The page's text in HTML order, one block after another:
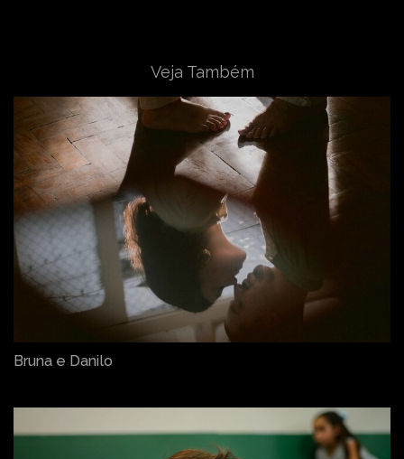
Veja Também
Bruna e Danilo